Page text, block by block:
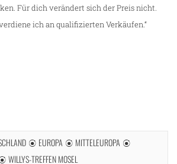
Für dich verändert sich der Preis nicht.
ich an qualifizierten Verkäufen.“
EUROPA
MITTELEUROPA
WILLYS-TREFFEN MOSEL